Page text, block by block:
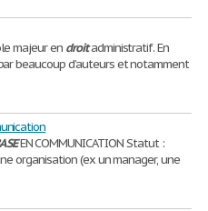
majeur en droitadministratif. En
beaucoup d’auteurs et notamment
EN COMMUNICATION Statut :
organisation (ex un manager, une